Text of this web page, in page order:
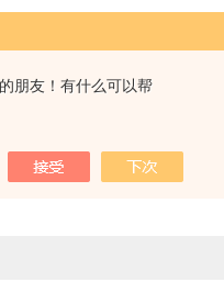
朋友！有什么可以帮
验。
火器的位置及操作方法，避免
的组成部份。特别不可忽略